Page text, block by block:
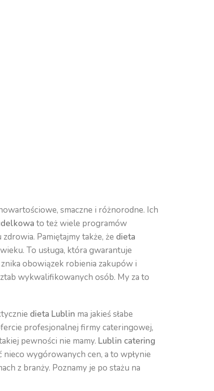
smaczne i różnorodne. Ich
to też wiele programów
Pamiętajmy także, że dieta
To usługa, która gwarantuje
obowiązek robienia zakupów i
wykwalifikowanych osób. My za to
dieta Lublin ma jakieś słabe
profesjonalnej firmy cateringowej,
pewności nie mamy. Lublin catering
nieco wygórowanych cen, a to wpłynie
z branży. Poznamy je po stażu na